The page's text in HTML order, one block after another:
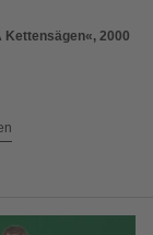
Kettensägen«, 2000